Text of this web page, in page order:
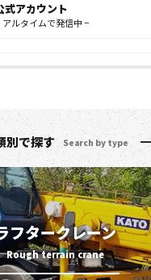
アカウント
ルタイムで発信中 −
別で探す Search by type
フタークレーン